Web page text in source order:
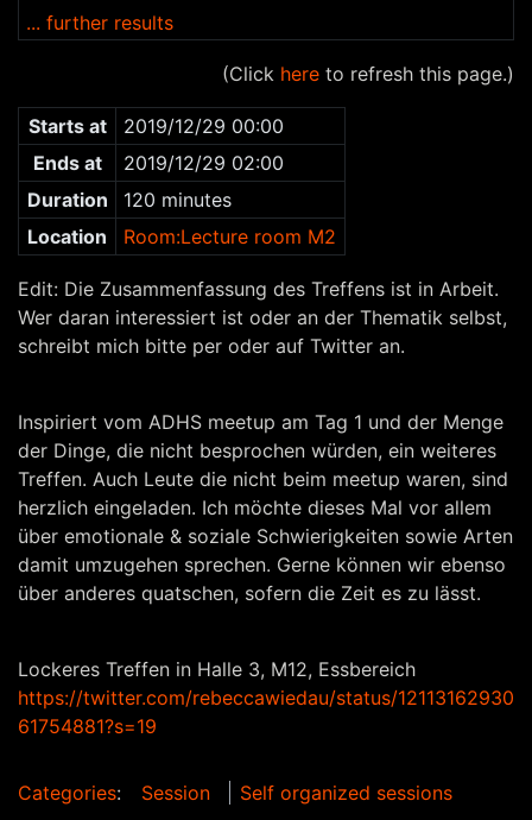
... further results
(Click here to refresh this page.)
Starts at
2019/12/29 00:00
Ends at
2019/12/29 02:00
Duration
120 minutes
Location
Room:Lecture room M2
Edit: Die Zusammenfassung des Treffens ist in Arbeit.
Wer daran interessiert ist oder an der Thematik selbst,
schreibt mich bitte per oder auf Twitter an.
Inspiriert vom ADHS meetup am Tag 1 und der Menge
der Dinge, die nicht besprochen würden, ein weiteres
Treffen. Auch Leute die nicht beim meetup waren, sind
herzlich eingeladen. Ich möchte dieses Mal vor allem
über emotionale & soziale Schwierigkeiten sowie Arten
damit umzugehen sprechen. Gerne können wir ebenso
über anderes quatschen, sofern die Zeit es zu lässt.
Lockeres Treffen in Halle 3, M12, Essbereich
https://twitter.com/rebeccawiedau/status/12113162930
61754881?s=19
Categories: Session Self organized sessions